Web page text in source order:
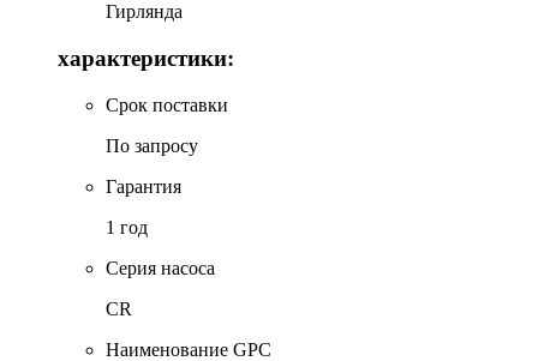
Гирлянда
характеристики:
Срок поставки
По запросу
Гарантия
1 год
Серия насоса
CR
Наименование GPC